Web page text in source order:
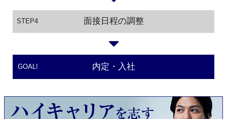
STEP4 面接日程の調整
GOAL! 内定・入社